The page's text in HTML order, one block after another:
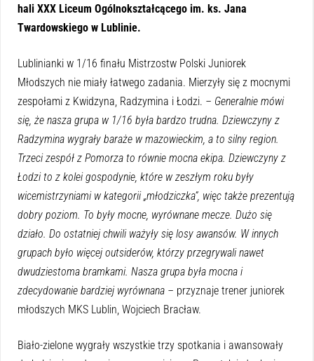
hali XXX Liceum Ogólnokształcącego im. ks. Jana
Twardowskiego w Lublinie.
Lublinianki w 1/16 finału Mistrzostw Polski Juniorek
Młodszych nie miały łatwego zadania. Mierzyły się z mocnymi
zespołami z Kwidzyna, Radzymina i Łodzi. – Generalnie mówi
się, że nasza grupa w 1/16 była bardzo trudna. Dziewczyny z
Radzymina wygrały baraże w mazowieckim, a to silny region.
Trzeci zespół z Pomorza to równie mocna ekipa. Dziewczyny z
Łodzi to z kolei gospodynie, które w zeszłym roku były
wicemistrzyniami w kategorii „młodziczka”, więc także prezentują
dobry poziom. To były mocne, wyrównane mecze. Dużo się
działo. Do ostatniej chwili ważyły się losy awansów. W innych
grupach było więcej outsiderów, którzy przegrywali nawet
dwudziestoma bramkami. Nasza grupa była mocna i
zdecydowanie bardziej wyrównana – przyznaje trener juniorek
młodszych MKS Lublin, Wojciech Bracław.
Biało-zielone wygrały wszystkie trzy spotkania i awansowały